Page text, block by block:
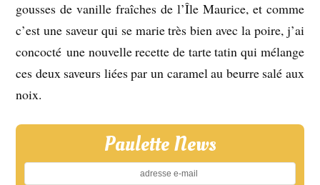
gousses de vanille fraîches de l’Île Maurice, et comme
c’est une saveur qui se marie très bien avec la poire, j’ai
concocté une nouvelle recette de tarte tatin qui mélange
ces deux saveurs liées par un caramel au beurre salé aux
noix.
Paulette News